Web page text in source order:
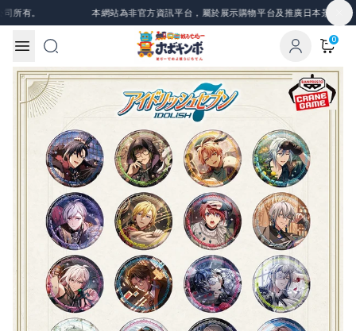
Skip to content
有。 本網站為非官方資訊平台，屬於展示購物平台及推廣日本景品、一
0